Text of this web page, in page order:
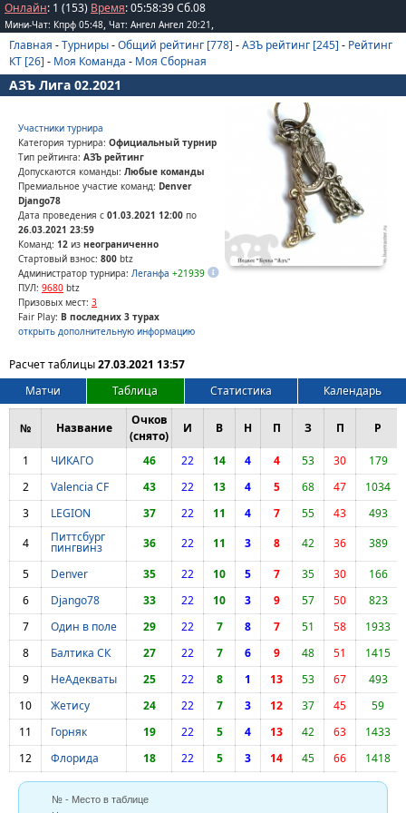
Онлайн: 1 (153) Время:05:58:39Сб.08
Мини-Чат: Кпрф 05:48, Чат: Ангел Ангел 20:21 ,
Главная -Турниры-Общий рейтинг [778] -АЗЪ рейтинг [245] - Рейтинг
КТ [26] - Моя Команда - Моя Сборная
АЗЪ Лига 02.2021
Участники турнира
Категория турнира: Официальный турнир
Тип рейтинга: АЗЪ рейтинг
Допускаются команды: Любые команды
Премиальное участие команд: Denver
Django78
Дата проведения с 01.03.2021 12:00 по
26.03.2021 23:59
Команд: 12 из неограниченно
Стартовый взнос: 800 btz
Администратор турнира: Леганфа +21939
ПУЛ: 9680 btz
Призовых мест: 3
Fair Play: В последних 3 турах
открыть дополнительную информацию
Расчет таблицы27.03.2021 13:57
Матчи
Таблица Статистика Календарь
№ Название
Очков
(снято)
И В Н П З П Р
1 ЧИКАГО 46 22 14 4 4 53 30
179
2
Valencia CF 43 22 13 4 5 68 47
1034
3
LEGION 37 22 11 4 7 55 43
493
4
Питтсбург
пингвинз 36 22 11 3 8 42 36
389
5
Denver 35 22 10 5 7 35 30
166
6
Django78 33 22 10 3 9 57 50
823
7
Один в поле 29 22 7 8 7 51 58
1933
8
Балтика СК 27 22 7 6 9 48 51
1415
9
НеАдекваты 25 22 8 1 13 53 67
493
10
Жетису 24 22 7 3 12 37 45
59
11
Горняк 19 22 5 4 13 42 63
1433
12
Флорида 18 22 5 3 14 45 66 1418
№ - Место в таблице